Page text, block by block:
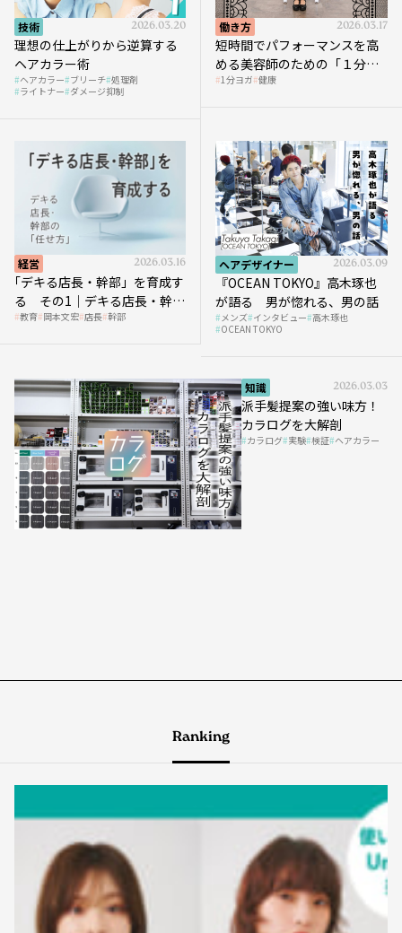
技術 2026.03.20
理想の仕上がりから逆算する
ヘアカラー術
ヘアカラー ブリーチ 処理剤
ライトナー ダメージ抑制
働き方 2026.03.17
短時間でパフォーマンスを高
める美容師のための「１分ヨ
ガ」講座｜実践編
1分ヨガ 健康
経営 2026.03.16
｢デキる店長・幹部」を育成す
る その1｜デキる店長・幹部
の「任せ方」
教育 岡本文宏 店長 幹部
ヘアデザイナー 2026.03.09
『OCEAN TOKYO』高木琢也
が語る 男が惚れる、男の話
メンズ インタビュー 高木琢也
OCEAN TOKYO
知識 2026.03.03
派手髪提案の強い味方！
カラログを大解剖
カラログ 実験 検証 ヘアカラー
Ranking